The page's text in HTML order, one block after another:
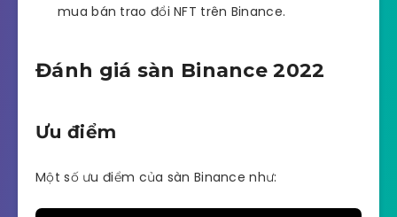
mua bán trao đổi NFT trên Binance.
Đánh giá sàn Binance 2022
Ưu điểm
Một số ưu điểm của sàn Binance như: